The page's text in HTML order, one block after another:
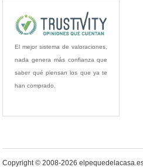
El mejor sistema de valoraciones,
nada genera más confianza que
saber qué piensan los que ya te
han comprado.
Copyright © 2008-2026